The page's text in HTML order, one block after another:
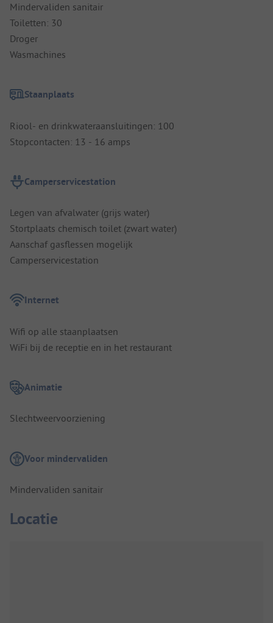
Mindervaliden sanitair
Toiletten: 30
Droger
Wasmachines
Staanplaats
Riool- en drinkwateraansluitingen: 100
Stopcontacten: 13 - 16 amps
Camperservicestation
Legen van afvalwater (grijs water)
Stortplaats chemisch toilet (zwart water)
Aanschaf gasflessen mogelijk
Camperservicestation
Internet
Wifi op alle staanplaatsen
WiFi bij de receptie en in het restaurant
Animatie
Slechtweervoorziening
Voor mindervaliden
Mindervaliden sanitair
Locatie